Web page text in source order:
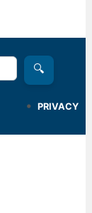
🔍
PRIVACY